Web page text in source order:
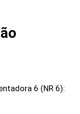
6 (NR 6):